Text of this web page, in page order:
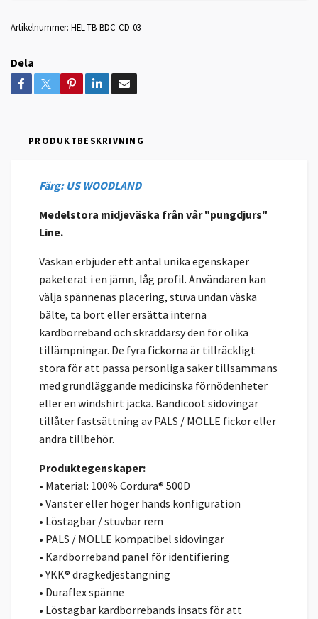
Artikelnummer: HEL-TB-BDC-CD-03
Dela
PRODUKTBESKRIVNING
Färg: US WOODLAND
Medelstora midjeväska från vår "pungdjurs"
Line.
Väskan erbjuder ett antal unika egenskaper
paketerat i en jämn, låg profil. Användaren kan
välja spännenas placering, stuva undan väska
bälte, ta bort eller ersätta interna
kardborreband och skräddarsy den för olika
tillämpningar. De fyra fickorna är tillräckligt
stora för att passa personliga saker tillsammans
med grundläggande medicinska förnödenheter
eller en windshirt jacka. Bandicoot sidovingar
tillåter fastsättning av PALS / MOLLE fickor eller
andra tillbehör.
Produktegenskaper:
• Material: 100% Cordura® 500D
• Vänster eller höger hands konfiguration
• Löstagbar / stuvbar rem
• PALS / MOLLE kompatibel sidovingar
• Kardborreband panel för identifiering
• YKK® dragkedjestängning
• Duraflex spänne
• Löstagbar kardborrebands insats för att